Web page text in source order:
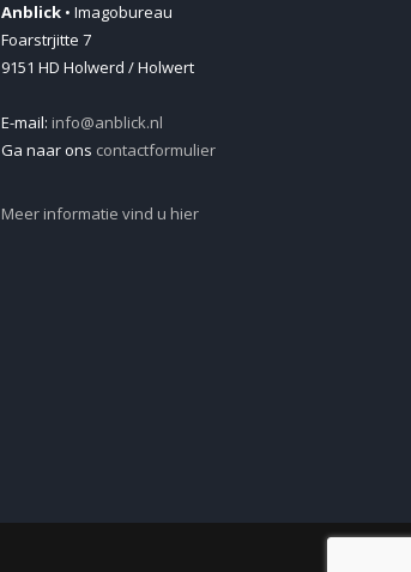
Anblick • Imagobureau
Foarstrjitte 7
9151 HD Holwerd / Holwert
E-mail: info@anblick.nl
Ga naar ons contactformulier
Meer informatie vind u hier